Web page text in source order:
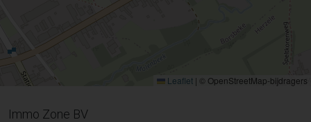
Leaflet | © OpenStreetMap-bijdragers
Immo Zone BV